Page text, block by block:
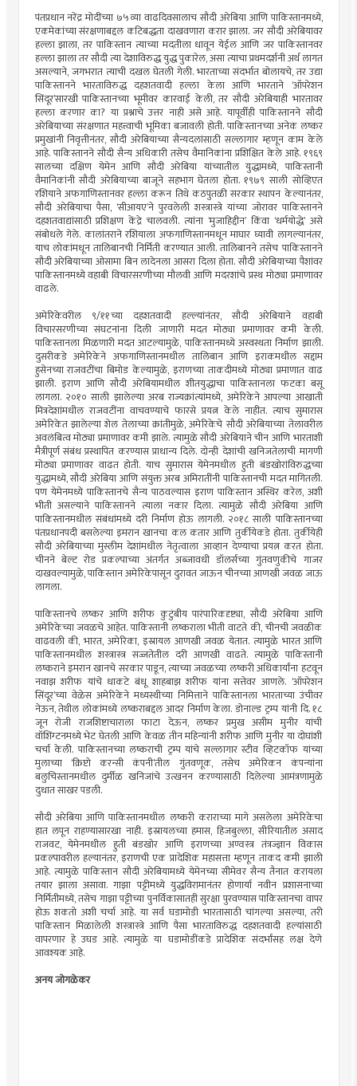
पंतप्रधान नरेंद्र मोदींच्या ७५व्या वाढदिवसालाच सौदी अरेबिया आणि पाकिस्तानमध्ये,
एकमेकांच्या संरक्षणाबद्दल कटिबद्धता दाखवणारा करार झाला. जर सौदी अरेबियावर
हल्ला झाला, तर पाकिस्तान त्याच्या मदतीला धावून येईल आणि जर पाकिस्तानवर
हल्ला झाला तर सौदी त्या देशाविरुद्ध युद्ध पुकारेल, असा त्याचा प्रथमदर्शनी अर्थ लागत
असल्याने, जगभरात त्याची दखल घेतली गेली. भारताच्या संदर्भात बोलायचे, तर उद्या
पाकिस्तानने भारताविरुद्ध दहशतवादी हल्ला केला आणि भारताने ‘ऑपरेशन
सिंदूर’सारखी पाकिस्तानच्या भूमीवर कारवाई केली, तर सौदी अरेबियाही भारतावर
हल्ला करणार का? या प्रश्नाचे उत्तर नाही असे आहे. यापूर्वीही पाकिस्तानने सौदी
अरेबियाच्या संरक्षणात महत्त्वाची भूमिका बजावली होती. पाकिस्तानच्या अनेक लष्कर
प्रमुखांनी निवृत्तीनंतर, सौदी अरेबियाच्या सैन्यदलांसाठी सल्लागार म्हणून काम केले
आहे. पाकिस्तानने सौदी सैन्य अधिकारी तसेच वैमानिकांना प्रशिक्षित केले आहे. १९६९
सालच्या दक्षिण येमेन आणि सौदी अरेबिया यांच्यातील युद्धामध्ये, पाकिस्तानी
वैमानिकांनी सौदी अरेबियाच्या बाजूने सहभाग घेतला होता. १९७९ साली सोव्हिएत
रशियाने अफगाणिस्तानवर हल्ला करून तिथे कठपुतळी सरकार स्थापन केल्यानंतर,
सौदी अरेबियाचा पैसा, ‘सीआयए’ने पुरवलेली शस्त्रास्त्रे यांच्या जोरावर पाकिस्तानने
दहशतवाद्यांसाठी प्रशिक्षण केंद्रे चालवली. त्यांना ‘मुजाहिद्दीन’ किंवा ‘धर्मयोद्धे’ असे
संबोधले गेले. कालांतराने रशियाला अफगाणिस्तानमधून माघार घ्यावी लागल्यानंतर,
याच लोकांमधून तालिबानची निर्मिती करण्यात आली. तालिबानने तसेच पाकिस्तानने
सौदी अरेबियाच्या ओसामा बिन लादेनला आसरा दिला होता. सौदी अरेबियाच्या पैशांवर
पाकिस्तानमध्ये वहाबी विचारसरणीच्या मौलवी आणि मदरशांचे प्रस्थ मोठ्या प्रमाणावर
वाढले.
अमेरिकेवरील ९/११च्या दहशतवादी हल्ल्यांनंतर, सौदी अरेबियाने वहाबी
विचारसरणीच्या संघटनांना दिली जाणारी मदत मोठ्या प्रमाणावर कमी केली.
पाकिस्तानला मिळणारी मदत आटल्यामुळे, पाकिस्तानमध्ये अस्वस्थता निर्माण झाली.
दुसरीकडे अमेरिकेने अफगाणिस्तानमधील तालिबान आणि इराकमधील सद्दाम
हुसेनच्या राजवटींचा बिमोड केल्यामुळे, इराणच्या ताकदीमध्ये मोठ्या प्रमाणात वाढ
झाली. इराण आणि सौदी अरेबियामधील शीतयुद्धाचा पाकिस्तानला फटका बसू
लागला. २०१० साली झालेल्या अरब राज्यक्रांत्यांमध्ये, अमेरिकेने आपल्या आखाती
मित्रदेशांमधील राजवटींना वाचवण्याचे फारसे प्रयत्न केले नाहीत. त्याच सुमारास
अमेरिकेत झालेल्या शेल तेलाच्या क्रांतीमुळे, अमेरिकेचे सौदी अरेबियाच्या तेलावरील
अवलंबित्व मोठ्या प्रमाणावर कमी झाले. त्यामुळे सौदी अरेबियाने चीन आणि भारताशी
मैत्रीपूर्ण संबंध प्रस्थापित करण्यास प्राधान्य दिले. दोन्ही देशांची खनिजतेलाची मागणी
मोठ्या प्रमाणावर वाढत होती. याच सुमारास येमेनमधील हुती बंडखोरांविरुद्धच्या
युद्धामध्ये, सौदी अरेबिया आणि संयुक्त अरब अमिरातींनी पाकिस्तानची मदत मागितली.
पण येमेनमध्ये पाकिस्तानचे सैन्य पाठवल्यास इराण पाकिस्तान अस्थिर करेल, अशी
भीती असल्याने पाकिस्तानने त्याला नकार दिला. त्यामुळे सौदी अरेबिया आणि
पाकिस्तानमधील संबंधांमध्ये दरी निर्माण होऊ लागली. २०१८ साली पाकिस्तानच्या
पंतप्रधानपदी बसलेल्या इमरान खानचा कल कतार आणि तुर्कीयेकडे होता. तुर्कीयेही
सौदी अरेबियाच्या मुस्लीम देशांमधील नेतृत्वाला आव्हान देण्याचा प्रयत्न करत होता.
चीनने बेल्ट रोड प्रकल्पाच्या अंतर्गत अब्जावधी डॉलर्सच्या गुंतवणुकीचे गाजर
दाखवल्यामुळे, पाकिस्तान अमेरिकेपासून दुरावत जाऊन चीनच्या आणखी जवळ जाऊ
लागला.
पाकिस्तानचे लष्कर आणि शरीफ कुटुंबीय पारंपारिकदृष्ट्या, सौदी अरेबिया आणि
अमेरिकेच्या जवळचे आहेत. पाकिस्तानी लष्कराला भीती वाटते की, चीनची जवळीक
वाढवली की, भारत, अमेरिका, इस्रायल आणखी जवळ येतात. त्यामुळे भारत आणि
पाकिस्तानमधील शस्त्रास्त्र सज्जतेतील दरी आणखी वाढते. त्यामुळे पाकिस्तानी
लष्कराने इमरान खानचे सरकार पाडून, त्याच्या जवळच्या लष्करी अधिकार्यांना हटवून
नवाझ शरीफ यांचे धाकटे बंधू शाहबाझ शरीफ यांना सत्तेवर आणले. ‘ऑपरेशन
सिंदूर’च्या वेळेस अमेरिकेने मध्यस्थीच्या निमित्ताने पाकिस्तानला भारताच्या उंचीवर
नेऊन, तेथील लोकांमध्ये लष्कराबद्दल आदर निर्माण केला. डोनाल्ड ट्रम्प यांनी दि. १८
जून रोजी राजशिष्टाचाराला फाटा देऊन, लष्कर प्रमुख असीम मुनीर यांची
वॉशिंग्टनमध्ये भेट घेतली आणि केवळ तीन महिन्यांनी शरीफ आणि मुनीर या दोघांशी
चर्चा केली. पाकिस्तानच्या लष्कराची ट्रम्प यांचे सल्लागार स्टीव व्हिटकॉफ यांच्या
मुलाच्या ‘क्रिप्टो करन्सी कंपनी’तील गुंतवणूक, तसेच अमेरिकन कंपन्यांना
बलुचिस्तानमधील दुर्मीळ खनिजांचे उत्खनन करण्यासाठी दिलेल्या आमंत्रणामुळे
दुधात साखर पडली.
सौदी अरेबिया आणि पाकिस्तानमधील लष्करी कराराच्या मागे असलेला अमेरिकेचा
हात लपून राहण्यासारखा नाही. इस्रायलच्या हमास, हिजबुल्ला, सीरियातील असाद
राजवट, येमेनमधील हुती बंडखोर आणि इराणच्या अण्वस्त्र तंत्रज्ज्ञान विकास
प्रकल्पावरील हल्यानंतर, इराणची एक प्रादेशिक महासत्ता म्हणून ताकद कमी झाली
आहे. त्यामुळे पाकिस्तान सौदी अरेबियामध्ये येमेनच्या सीमेवर सैन्य तैनात करायला
तयार झाला असावा. गाझा पट्टीमध्ये युद्धविरामानंतर होणार्या नवीन प्रशासनाच्या
निर्मितीमध्ये, तसेच गाझा पट्टीच्या पुनर्विकासातही सुरक्षा पुरवण्यास पाकिस्तानचा वापर
होऊ शकतो अशी चर्चा आहे. या सर्व घडामोडी भारतासाठी चांगल्या असल्या, तरी
पाकिस्तान मिळालेली शस्त्रास्त्रे आणि पैसा भारताविरुद्ध दहशतवादी हल्यांसाठी
वापरणार हे उघड आहे. त्यामुळे या घडामोडींकडे प्रादेशिक संदर्भांसह लक्ष देणे
आवश्यक आहे.
अनय जोगळेकर